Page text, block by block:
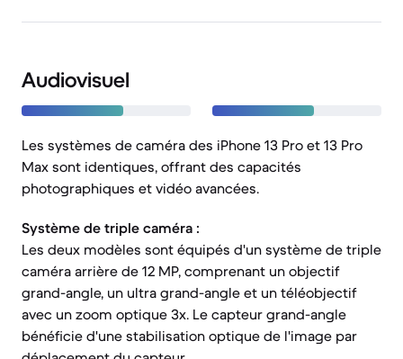
Audiovisuel
Les systèmes de caméra des iPhone 13 Pro et 13 Pro
Max sont identiques, offrant des capacités
photographiques et vidéo avancées.
Système de triple caméra :
Les deux modèles sont équipés d'un système de triple
caméra arrière de 12 MP, comprenant un objectif
grand-angle, un ultra grand-angle et un téléobjectif
avec un zoom optique 3x. Le capteur grand-angle
bénéficie d'une stabilisation optique de l'image par